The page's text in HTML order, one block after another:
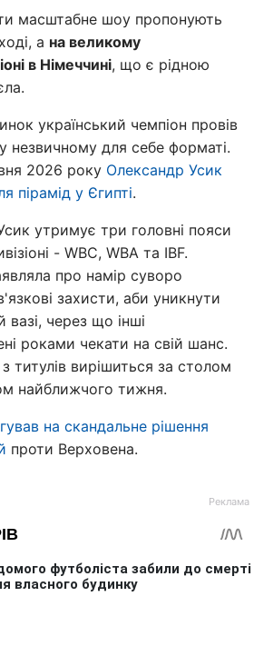
масштабне шоу пропонують
а на великому
в Німеччині, що є рідною
український чемпіон провів
незвичному для себе форматі.
2026 року Олександр Усик
пірамід у Єгипті.
утримує три головні пояси
- WBC, WBA та IBF.
про намір суворо
захисти, аби уникнути
через що інші
роками чекати на свій шанс.
титулів вирішиться за столом
найближчого тижня.
на скандальне рішення
проти Верховена.